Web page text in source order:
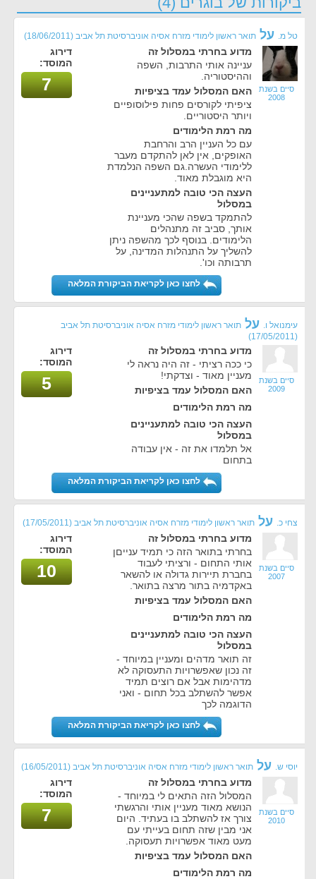
החשוב לנו ביותר באתר
טל מ. על תואר ראשון לימודי מזרח אסיה אוניברסיטת תל אביב (18/06/2011)
סיים בשנת
2008
מדוע בחרתי במסלול זה
עניינה אותי התרבות, השפה
וההיסטוריה.
האם המסלול עמד בציפיות
ציפיתי לקורסים פחות פילוסופיים
ויותר היסטוריים.
מה רמת הלימודים
עם כל העניין הרב והרחבת
האופקים, אין לאן להתקדם מעבר
ללימודי העשרה.גם השפה הנלמדת
היא מוגבלת מאוד.
העצה הכי טובה למתעניינים
במסלול
להתמקד בשפה שהכי מעניינת
אותך, סביב זה מתנהלים
הלימודים. בנוסף לכך מהשפה ניתן
להשליך על התנהלות המדינה, על
תרבותה וכו'.
דירוג
המוסד:
7
לחצו כאן לקריאת הביקורת המלאה
עימנואל ו. על תואר ראשון לימודי מזרח אסיה אוניברסיטת תל אביב
(17/05/2011)
סיים בשנת
2009
מדוע בחרתי במסלול זה
כי ככה רציתי - זה היה נראה לי
מעניין מאוד - וצדקתי!
האם המסלול עמד בציפיות
מה רמת הלימודים
העצה הכי טובה למתעניינים
במסלול
אל תלמדו את זה - אין עבודה
בתחום
דירוג
המוסד:
5
לחצו כאן לקריאת הביקורת המלאה
צחי כ. על תואר ראשון לימודי מזרח אסיה אוניברסיטת תל אביב (17/05/2011)
סיים בשנת
2007
מדוע בחרתי במסלול זה
בחרתי בתואר הזה כי תמיד ענייםן
אותי התחום - ורציתי לעבוד
בחברת תיירות גדולה או להשאר
באקדמיה בתור מרצה בתואר.
האם המסלול עמד בציפיות
מה רמת הלימודים
העצה הכי טובה למתעניינים
במסלול
זה תואר מדהים ומעניין במיוחד -
זה נכון שאפשרויות התעסוקה לא
מדהימות אבל אם רוצים תמיד
אפשר להשתלב בכל תחום - ואני
הדוגמה לכך
דירוג
המוסד:
10
לחצו כאן לקריאת הביקורת המלאה
יוסי ש. על תואר ראשון לימודי מזרח אסיה אוניברסיטת תל אביב (16/05/2011)
סיים בשנת
2010
מדוע בחרתי במסלול זה
המסלול הזה התאים לי במיוחד -
הנושא מאוד מעניין אותי והרגשתי
צורך אז להשתלב בו בעתיד. היום
אני מבין שזה תחום בעייתי עם
מעט מאוד אפשרויות תעסוקה.
האם המסלול עמד בציפיות
מה רמת הלימודים
דירוג
המוסד:
7